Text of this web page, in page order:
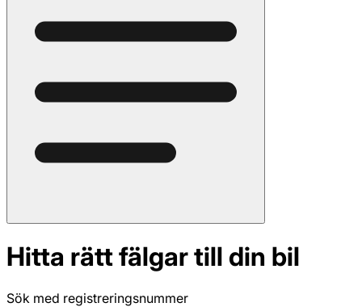
Hitta rätt fälgar till din bil
Sök med registreringsnummer